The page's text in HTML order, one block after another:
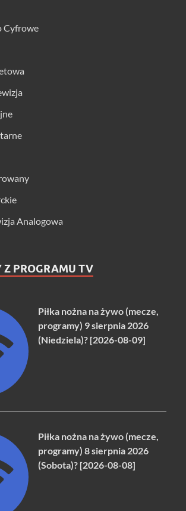
Cyfrowe
Analogowa
Z PROGRAMU TV
Piłka nożna na żywo (mecze,
programy) 9 sierpnia 2026
(Niedziela)? [2026-08-09]
Piłka nożna na żywo (mecze,
programy) 8 sierpnia 2026
(Sobota)? [2026-08-08]